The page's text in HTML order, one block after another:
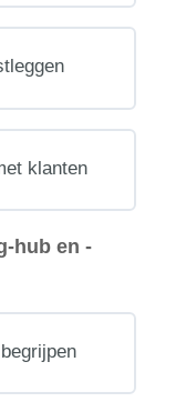
klanten
hub en -